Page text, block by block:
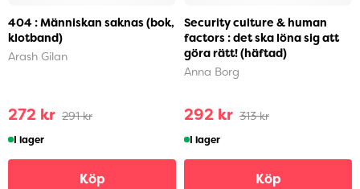
404 : Människan saknas (bok,
klotband)
Arash Gilan
272 kr 291 kr
I lager
Köp
Security culture & human
factors : det ska löna sig att
göra rätt! (häftad)
Anna Borg
292 kr 313 kr
I lager
Köp